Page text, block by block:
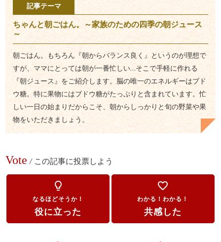
記事テーマ
ちゃんと朝ごはん。～家族のための四季の朝ジュース
～
朝ごはん。もちろん『朝からバランス良く』というのが理想で
すが、ママにとっては朝が一番忙しい…そこで手軽に作れる
『朝ジュース』をご紹介します。脳の唯一のエネルギーはブド
ウ糖。特に果物にはブドウ糖がたっぷりと含まれています。忙
しい一日の始まりだからこそ、朝からしっかりと旬の野菜や果
物をいただきましょう。
Vote / この記事に投票しよう
lightbulb_outline
なるほどそうか！
役に立った
favorite_border
わかる！わかる！
共感した